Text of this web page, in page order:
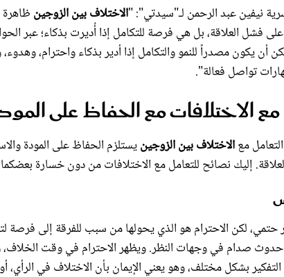
نيفين عبد الرحمن لـ"سيدتي": "الاختلاف بين الزوجين
فشل العلاقة، بل هي فرصة للتكامل إذا أُديرت بذكاء؛ عبر
أن يكون مصدراً للنمو والتكامل إذا أدير بذكاء واحترام،
تواصل فعالة".
مع الاختلافات مع الحفاظ على
معالاختلاف بين الزوجينيستلزم الحفاظ على المودة
إليك نصائح للتعامل مع الاختلافات من دون خسارة
حتمي، لكن الاحترام هو الذي يحولها من سبب للفرقة إلى فرصة
صدام في وجهات النظر. ويظهر الاحترام في وقت الخلاف،
بشكل مختلف، وهو يعني الإيمان بأن الاختلاف في الرأي،